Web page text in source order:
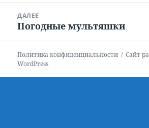
ДАЛЕЕ
Следующая
Погодные мультяшки
Политика конфиденциальности
Сайт
WordPress